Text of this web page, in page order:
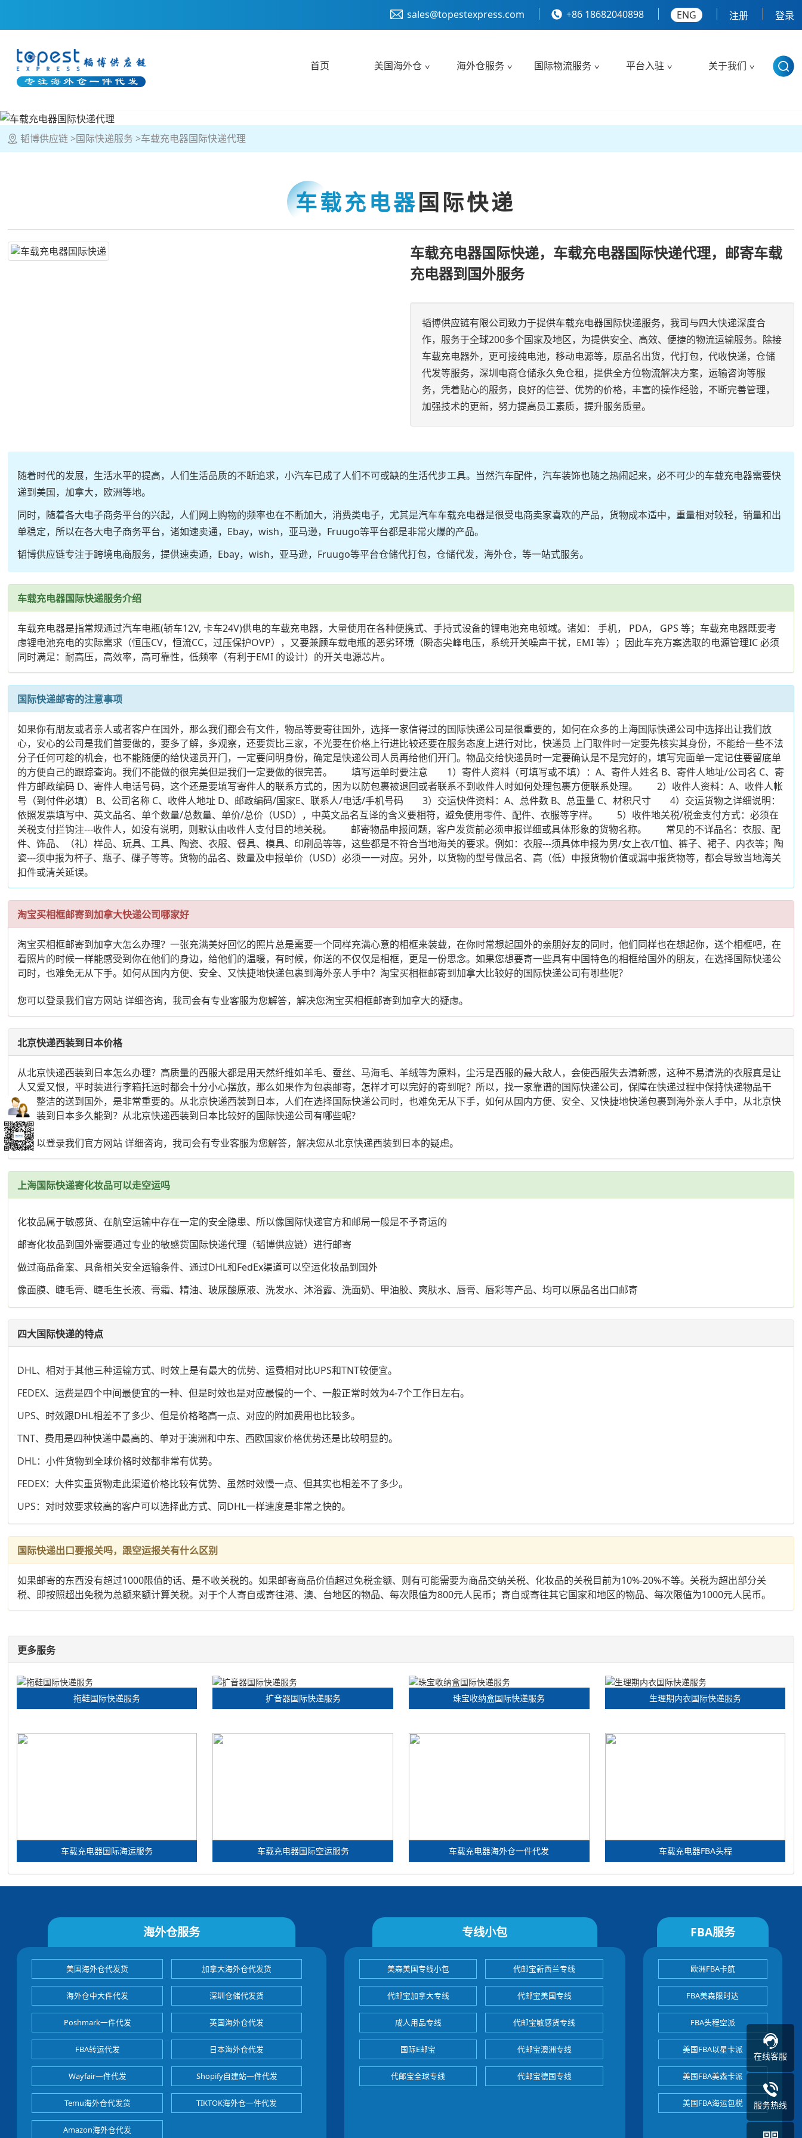
sales@topestexpress.com +86 18682040898 ENG 注册 登录
首页 美国海外仓 海外仓服务 国际物流服务 平台入驻 关于我们
韬博供应链 国际快递服务 车载充电器国际快递代理
车载充电器 国际快递
车载充电器国际快递，车载充电器国际快递代理，邮寄车载
充电器到国外服务
韬博供应链有限公司致力于提供车载充电器国际快递服务，我司与四大快递深度合
作，服务于全球200多个国家及地区，为提供安全、高效、便捷的物流运输服务。除接
车载充电器外，更可接纯电池，移动电源等，原品名出货，代打包，代收快递，仓储
代发等服务，深圳电商仓储永久免仓租，提供全方位物流解决方案，运输咨询等服
务，凭着贴心的服务，良好的信誉、优势的价格，丰富的操作经验，不断完善管理，
加强技术的更新，努力提高员工素质，提升服务质量。
随着时代的发展，生活水平的提高，人们生活品质的不断追求，小汽车已成了人们不可或缺的生活代步工具。当然汽车配件，汽车装饰也随之热闹起来，必不可少的车载充电器需要快
递到美国，加拿大，欧洲等地。
同时，随着各大电子商务平台的兴起，人们网上购物的频率也在不断加大，消费类电子，尤其是汽车车载充电器是很受电商卖家喜欢的产品，货物成本适中，重量相对较轻，销量和出
单稳定，所以在各大电子商务平台，诸如速卖通，Ebay，wish，亚马逊，Fruugo等平台都是非常火爆的产品。
韬博供应链专注于跨境电商服务，提供速卖通，Ebay，wish，亚马逊，Fruugo等平台仓储代打包，仓储代发，海外仓，等一站式服务。
车载充电器国际快递服务介绍
车载充电器是指常规通过汽车电瓶(轿车12V, 卡车24V)供电的车载充电器，大量使用在各种便携式、手持式设备的锂电池充电领域。诸如： 手机， PDA， GPS 等；车载充电器既要考
虑锂电池充电的实际需求（恒压CV，恒流CC，过压保护OVP），又要兼顾车载电瓶的恶劣环境（瞬态尖峰电压，系统开关噪声干扰，EMI 等）；因此车充方案选取的电源管理IC 必须
同时满足：耐高压，高效率，高可靠性，低频率（有利于EMI 的设计）的开关电源芯片。
国际快递邮寄的注意事项
如果你有朋友或者亲人或者客户在国外，那么我们都会有文件，物品等要寄往国外，选择一家信得过的国际快递公司是很重要的，如何在众多的上海国际快递公司中选择出让我们放
心，安心的公司是我们首要做的，要多了解，多观察，还要货比三家，不光要在价格上行进比较还要在服务态度上进行对比，快递员 上门取件时一定要先核实其身份，不能给一些不法
分子任何可趁的机会，也不能随便的给快递员开门，一定要问明身份，确定是快递公司人员再给他们开门。物品交给快递员时一定要确认是不是完好的，填写完面单一定记住要留底单
的方便自己的跟踪查询。我们不能做的很完美但是我们一定要做的很完善。 填写运单时要注意 1）寄件人资料（可填写或不填）：A、寄件人姓名 B、寄件人地址/公司名 C、寄
件方邮政编码 D、寄件人电话号码，这个还是要填写寄件人的联系方式的，因为以防包裹被退回或者联系不到收件人时如何处理包裹方便联系处理。 2）收件人资料：A、收件人帐
号（到付件必填） B、公司名称 C、收件人地址 D、邮政编码/国家E、联系人/电话/手机号码 3）交运快件资料：A、总件数 B、总重量 C、材积尺寸 4）交运货物之详细说明：
依照发票填写中、英文品名、单个数量/总数量、单价/总价（USD），中英文品名互译的含义要相符，避免使用零件、配件、衣服等字样。 5）收件地关税/税金支付方式：必须在
关税支付拦钩注---收件人，如没有说明，则默认由收件人支付目的地关税。 邮寄物品申报问题，客户发货前必须申报详细或具体形象的货物名称。 常见的不详品名：衣服、配
件、饰品、（礼）样品、玩具、工具、陶瓷、衣服、餐具、模具、印刷品等等，这些都是不符合当地海关的要求。例如：衣服---须具体申报为男/女上衣/T恤、裤子、裙子、内衣等；陶
瓷---须申报为杯子、瓶子、碟子等等。货物的品名、数量及申报单价（USD）必须一一对应。另外，以货物的型号做品名、高（低）申报货物价值或漏申报货物等，都会导致当地海关
扣件或清关延误。
淘宝买相框邮寄到加拿大快递公司哪家好
淘宝买相框邮寄到加拿大怎么办理？一张充满美好回忆的照片总是需要一个同样充满心意的相框来装载，在你时常想起国外的亲朋好友的同时，他们同样也在想起你，送个相框吧，在
看照片的时候一样能感受到你在他们的身边，给他们的温暖，有时候，你送的不仅仅是相框，更是一份思念。如果您想要寄一些具有中国特色的相框给国外的朋友，在选择国际快递公
司时，也难免无从下手。如何从国内方便、安全、又快捷地快递包裹到海外亲人手中？淘宝买相框邮寄到加拿大比较好的国际快递公司有哪些呢?
您可以登录我们官方网站 详细咨询，我司会有专业客服为您解答，解决您淘宝买相框邮寄到加拿大的疑虑。
北京快递西装到日本价格
从北京快递西装到日本怎么办理？高质量的西服大都是用天然纤维如羊毛、蚕丝、马海毛、羊绒等为原料，尘污是西服的最大敌人，会使西服失去清新感，这种不易清洗的衣服真是让
人又爱又恨，平时装进行李箱托运时都会十分小心摆放，那么如果作为包裹邮寄，怎样才可以完好的寄到呢？所以，找一家靠谱的国际快递公司，保障在快递过程中保持快递物品干
净、整洁的送到国外，是非常重要的。从北京快递西装到日本，人们在选择国际快递公司时，也难免无从下手，如何从国内方便、安全、又快捷地快递包裹到海外亲人手中，从北京快
递西装到日本多久能到？从北京快递西装到日本比较好的国际快递公司有哪些呢?
您可以登录我们官方网站 详细咨询，我司会有专业客服为您解答，解决您从北京快递西装到日本的疑虑。
上海国际快递寄化妆品可以走空运吗
化妆品属于敏感货、在航空运输中存在一定的安全隐患、所以像国际快递官方和邮局一般是不予寄运的
邮寄化妆品到国外需要通过专业的敏感货国际快递代理（韬博供应链）进行邮寄
做过商品备案、具备相关安全运输条件、通过DHL和FedEx渠道可以空运化妆品到国外
像面膜、睫毛膏、睫毛生长液、膏霜、精油、玻尿酸原液、洗发水、沐浴露、洗面奶、甲油胶、爽肤水、唇膏、唇彩等产品、均可以原品名出口邮寄
四大国际快递的特点
DHL、相对于其他三种运输方式、时效上是有最大的优势、运费相对比UPS和TNT较便宜。
FEDEX、运费是四个中间最便宜的一种、但是时效也是对应最慢的一个、一般正常时效为4-7个工作日左右。
UPS、时效跟DHL相差不了多少、但是价格略高一点、对应的附加费用也比较多。
TNT、费用是四种快递中最高的、单对于澳洲和中东、西欧国家价格优势还是比较明显的。
DHL：小件货物到全球价格时效都非常有优势。
FEDEX：大件实重货物走此渠道价格比较有优势、虽然时效慢一点、但其实也相差不了多少。
UPS：对时效要求较高的客户可以选择此方式、同DHL一样速度是非常之快的。
国际快递出口要报关吗，跟空运报关有什么区别
如果邮寄的东西没有超过1000限值的话、是不收关税的。如果邮寄商品价值超过免税金额、则有可能需要为商品交纳关税、化妆品的关税目前为10%-20%不等。关税为超出部分关
税、即按照超出免税为总额来额计算关税。对于个人寄自或寄往港、澳、台地区的物品、每次限值为800元人民币；寄自或寄往其它国家和地区的物品、每次限值为1000元人民币。
更多服务
拖鞋国际快递服务 扩音器国际快递服务 珠宝收纳盒国际快递服务 生理期内衣国际快递服务
车载充电器国际海运服务 车载充电器国际空运服务 车载充电器海外仓一件代发 车载充电器FBA头程
海外仓服务
美国海外仓代发货 加拿大海外仓代发货
海外仓中大件代发 深圳仓储代发货
Poshmark一件代发 英国海外仓代发
FBA转运代发 日本海外仓代发
Wayfair一件代发 Shopify自建站一件代发
Temu海外仓代发货 TIKTOK海外仓一件代发
Amazon海外仓代发
专线小包
美森美国专线小包 代邮宝新西兰专线
代邮宝加拿大专线 代邮宝美国专线
成人用品专线 代邮宝敏感货专线
国际E邮宝 代邮宝澳洲专线
代邮宝全球专线 代邮宝德国专线
FBA服务
欧洲FBA卡航
FBA美森限时达
FBA头程空派
美国FBA以星卡派
美国FBA美森卡派
美国FBA海运包税
在线客服
服务热线